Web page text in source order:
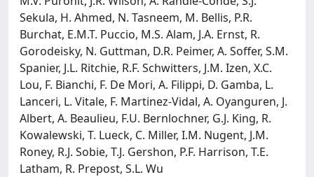
Sekula, H. Ahmed, N. Tasneem, M. Bellis, P.R.
Burchat, E.M.T. Puccio, M.S. Alam, J.A. Ernst, R.
Gorodeisky, N. Guttman, D.R. Peimer, A. Soffer, S.M.
Spanier, J.L. Ritchie, R.F. Schwitters, J.M. Izen, X.C.
Lou, F. Bianchi, F. De Mori, A. Filippi, D. Gamba, L.
Lanceri, L. Vitale, F. Martinez-Vidal, A. Oyanguren, J.
Albert, A. Beaulieu, F.U. Bernlochner, G.J. King, R.
Kowalewski, T. Lueck, C. Miller, I.M. Nugent, J.M.
Roney, R.J. Sobie, T.J. Gershon, P.F. Harrison, T.E.
Latham, R. Prepost, S.L. Wu